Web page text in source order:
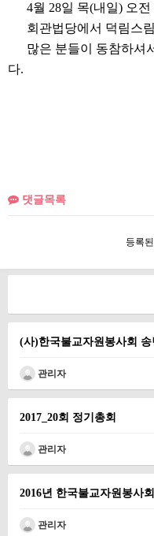
4월 28일 목(내일) 오전
회관법당에서 덕림스림
많은 분들이 동참하셔
다.
댓글목록
등록
(사)한국불교자원봉사회 송
관리자
2017_20회 정기총회
관리자
2016년 한국불교자원봉사
관리자